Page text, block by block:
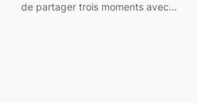
de partager trois moments avec…